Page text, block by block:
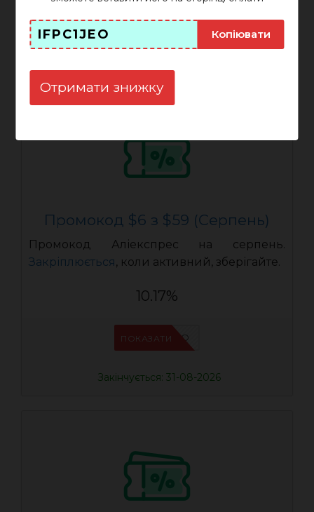
Промокод $6 з $59 (Серпень)
Промокод Аліекспрес на серпень.
Закріплюється, коли активний, зберігайте.
10.17%
IFPCFQQO
ПОКАЗАТИ
Закінчується: 31-08-2026
IFPC1JEO Копіювати
Отримати знижку